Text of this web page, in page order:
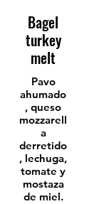
Bagel
turkey
melt
Pavo
ahumado
, queso
mozzarell
a
derretido
, lechuga,
tomate y
mostaza
de miel.